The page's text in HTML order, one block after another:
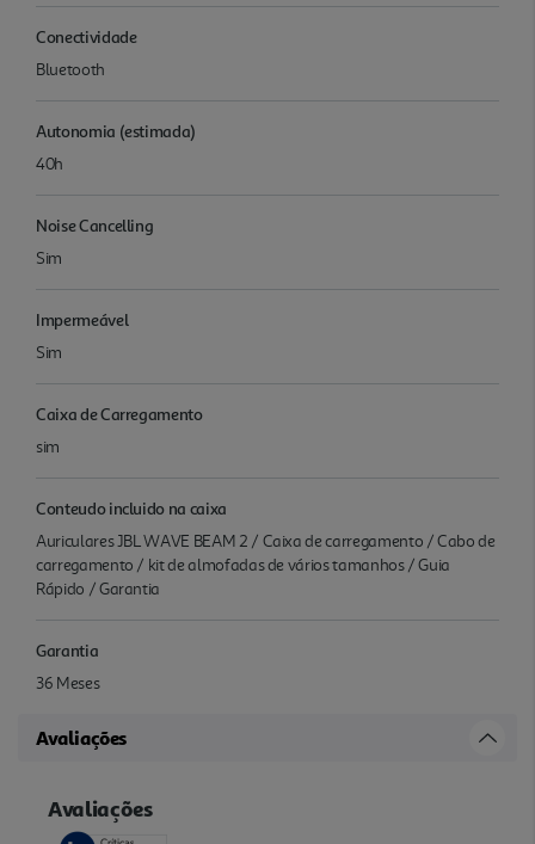
Conectividade
Bluetooth
Autonomia (estimada)
40h
Noise Cancelling
Sim
Impermeável
Sim
Caixa de Carregamento
sim
Conteudo incluido na caixa
Auriculares JBL WAVE BEAM 2 / Caixa de carregamento / Cabo de
carregamento / kit de almofadas de vários tamanhos / Guia
Rápido / Garantia
Garantia
36 Meses
Avaliações